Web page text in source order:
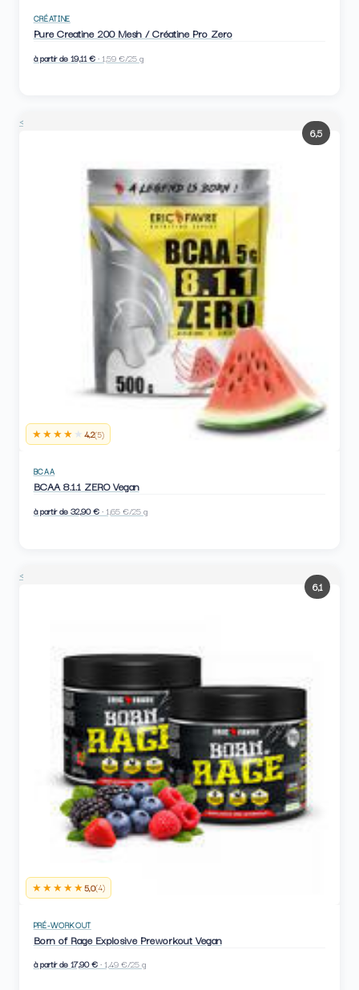
CRÉATINE
Pure Creatine 200 Mesh / Créatine Pro Zero
à partir de 19,11 €· 1,59 €/25 g
★★★★ ★ 4,2(5)
<
6,5
BCAA
BCAA 8.1.1 ZERO Vegan
à partir de 32,90 €· 1,65 €/25 g
★★★★★5,0(4)
<
6,1
PRÉ-WORKOUT
Born of Rage Explosive Preworkout Vegan
à partir de 17,90 €· 1,49 €/25 g